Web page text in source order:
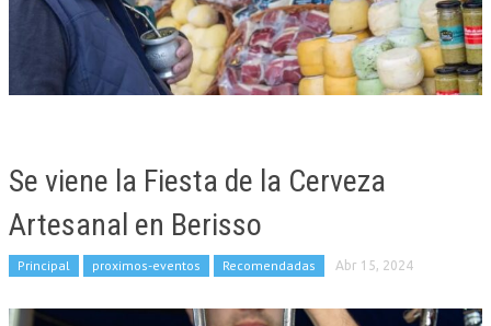
Se viene la Fiesta de la Cerveza
Artesanal en Berisso
Principal proximos-eventos Recomendadas Abr 15, 2024